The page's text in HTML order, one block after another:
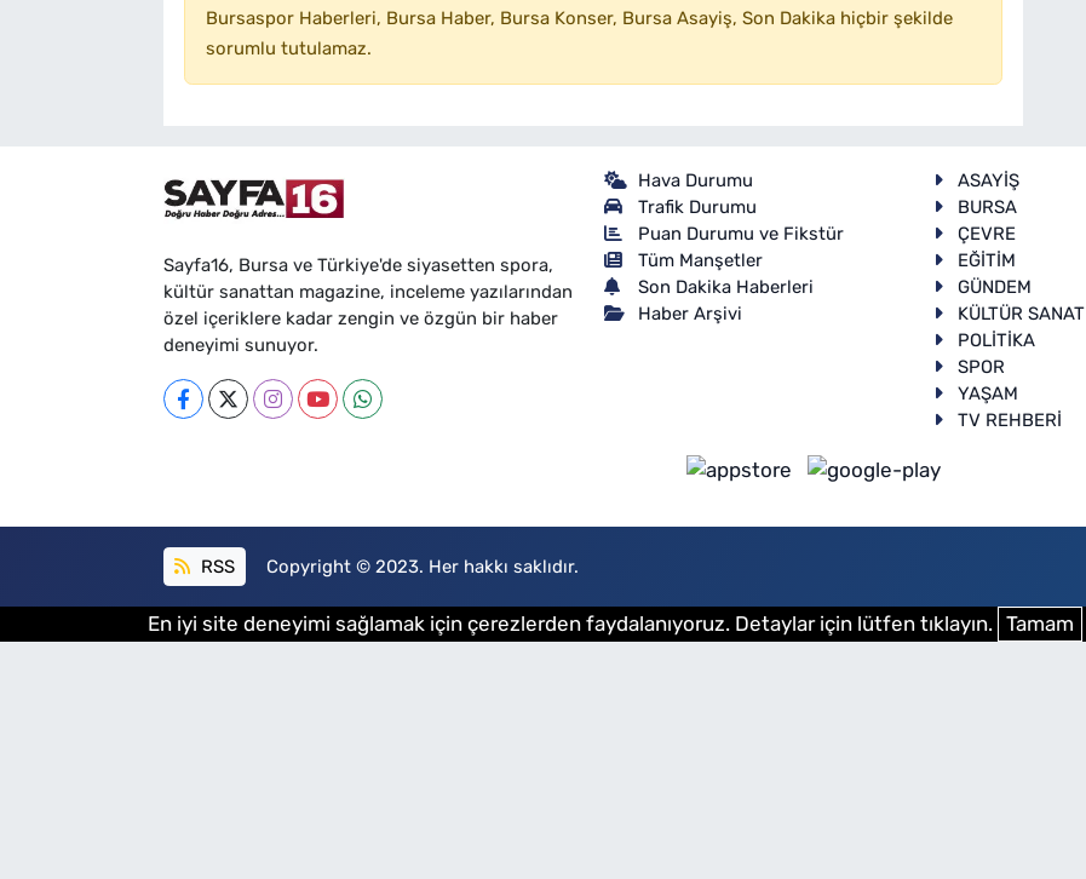
Bursaspor Haberleri, Bursa Haber, Bursa Konser, Bursa Asayiş, Son Dakika hiçbir şekilde
sorumlu tutulamaz.
Sayfa16, Bursa ve Türkiye'de siyasetten spora,
kültür sanattan magazine, inceleme yazılarından
özel içeriklere kadar zengin ve özgün bir haber
deneyimi sunuyor.
Hava Durumu
Trafik Durumu
Puan Durumu ve Fikstür
Tüm Manşetler
Son Dakika Haberleri
Haber Arşivi
ASAYİŞ
BURSA
ÇEVRE
EĞİTİM
GÜNDEM
KÜLTÜR SANAT
POLİTİKA
SPOR
YAŞAM
TV REHBERİ
RSS Copyright © 2023. Her hakkı saklıdır.
En iyi site deneyimi sağlamak için çerezlerden faydalanıyoruz. Detaylar için lütfen tıklayın. Tamam